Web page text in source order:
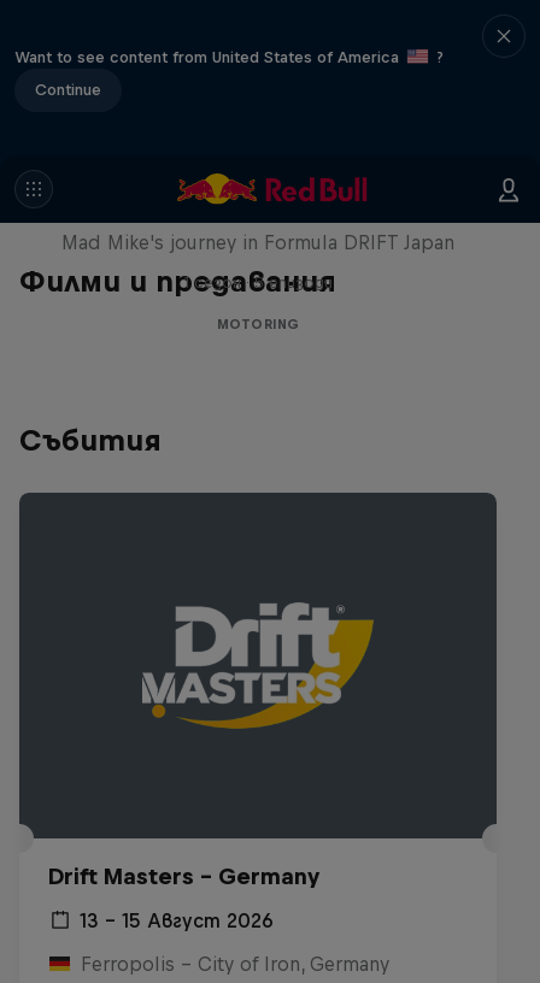
Want to see content from United States of America
?
Continue
Филми и предавания
Nippon Dorifuto
Mad Mike's journey in Formula DRIFT Japan
1 сезон · 5 епизоди
MOTORING
Събития
Drift Masters – Germany
13 – 15 Август 2026
Ferropolis – City of Iron, Germany